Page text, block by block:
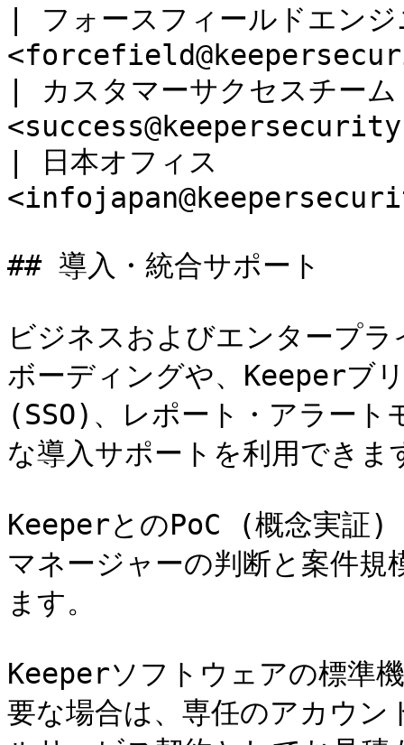
| フォースフィールドエン
| カスタマーサクセス
| 日本オフィス
## 導入・統合サポート
ビジネスおよびエンタープ
ボーディングや、Keeperブ
(SSO)、レポート・アラート
な導入サポートを利用できま
KeeperとのPoC (概念実証)
マネージャーの判断と案件
ます。
Keeperソフトウェアの標準
要な場合は、専任のアカウ